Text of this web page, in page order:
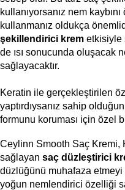
kullanıyorsanız nem
kullanmanız oldukça
şekillendirici krem etkisiyle
de ısı sonucunda oluşacak
sağlayacaktır.
Keratin ile gerçekleştirilen
yaptırdıysanız sahip
formunu koruması için özel
Ceylinn Smooth Saç Kremi,
sağlayan saç düzleştirici
düzlüğünü muhafaza etmeyi
yoğun nemlendirici özelliği